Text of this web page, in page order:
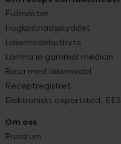
Fullmakter
Högkostnadsskyddet
Läkemedelsutbyte
Lämna in gammal medicin
Resa med läkemedel
Receptregistret
Elektroniskt expertstöd, EES
Om oss
Pressrum